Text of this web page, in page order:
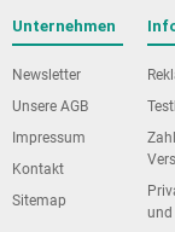
Unternehmen
Newsletter
Unsere AGB
Impressum
Kontakt
Sitemap
und